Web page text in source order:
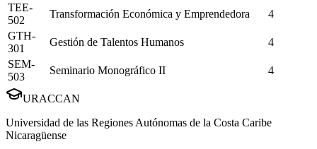
TEE-
502
Transformación Económica y Emprendedora
4
GTH-
301
Gestión de Talentos Humanos
4
SEM-
503
Seminario Monográfico II 4
URACCAN
Universidad de las Regiones Autónomas de la Costa Caribe
Nicaragüense